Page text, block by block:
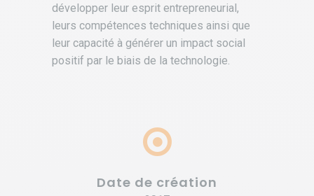
développer leur esprit entrepreneurial,
leurs compétences techniques ainsi que
leur capacité à générer un impact social
positif par le biais de la technologie.
Date de création